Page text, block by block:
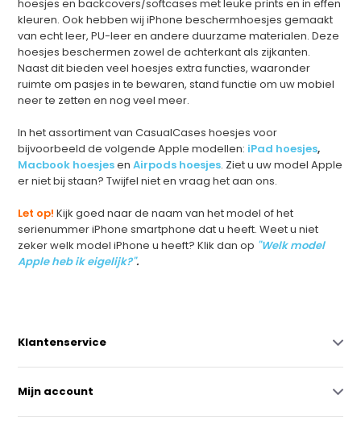
hoesjes en backcovers/softcases met leuke prints en in effen
kleuren. Ook hebben wij iPhone beschermhoesjes gemaakt
van echt leer, PU-leer en andere duurzame materialen. Deze
hoesjes beschermen zowel de achterkant als zijkanten.
Naast dit bieden veel hoesjes extra functies, waaronder
ruimte om pasjes in te bewaren, stand functie om uw mobiel
neer te zetten en nog veel meer.
In het assortiment van CasualCases hoesjes voor
bijvoorbeeld de volgende Apple modellen: iPad hoesjes,
Macbook hoesjesen Airpods hoesjes. Ziet u uw model Apple
er niet bij staan? Twijfel niet en vraag het aan ons.
Let op! Kijk goed naar de naam van het model of het
serienummer iPhone smartphone dat u heeft. Weet u niet
zeker welk model iPhone u heeft? Klik dan op "Welk model
Apple heb ik eigelijk?".
Klantenservice
Mijn account